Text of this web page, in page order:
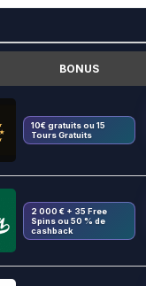
BONUS
10€ gratuits ou 15
Tours Gratuits
2 000 € + 35 Free
Spins ou 50 % de
cashback